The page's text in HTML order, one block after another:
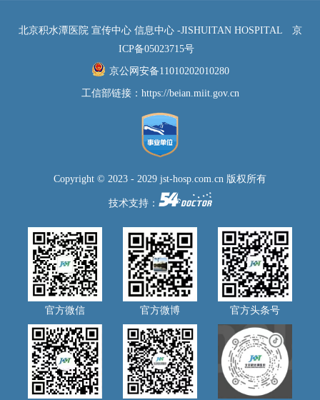
北京积水潭医院 宣传中心 信息中心 -JISHUITAN HOSPITAL
京
ICP备05023715号
京公网安备11010202010280
工信部链接： https://beian.miit.gov.cn
Copyright © 2023 - 2029 jst-hosp.com.cn 版权所有
技术支持：
官方微信 官方微博 官方头条号